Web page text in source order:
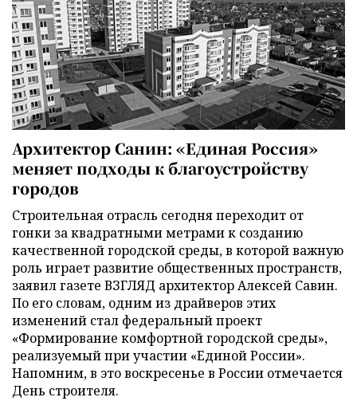
Архитектор Санин: «Единая Россия»
меняет подходы к благоустройству
городов
Строительная отрасль сегодня переходит от
гонки за квадратными метрами к созданию
качественной городской среды, в которой важную
роль играет развитие общественных пространств,
заявил газете ВЗГЛЯД архитектор Алексей Савин.
По его словам, одним из драйверов этих
изменений стал федеральный проект
«Формирование комфортной городской среды»,
реализуемый при участии «Единой России».
Напомним, в это воскресенье в России отмечается
День строителя.